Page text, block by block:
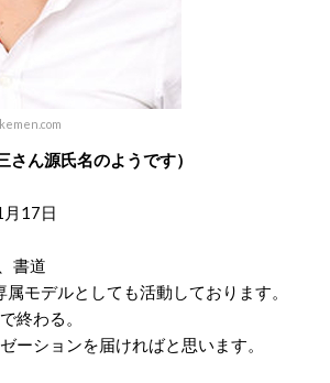
さん源氏名のようです）
17日
書道
モデルとしても活動しております。
終わる。
ーションを届ければと思います。